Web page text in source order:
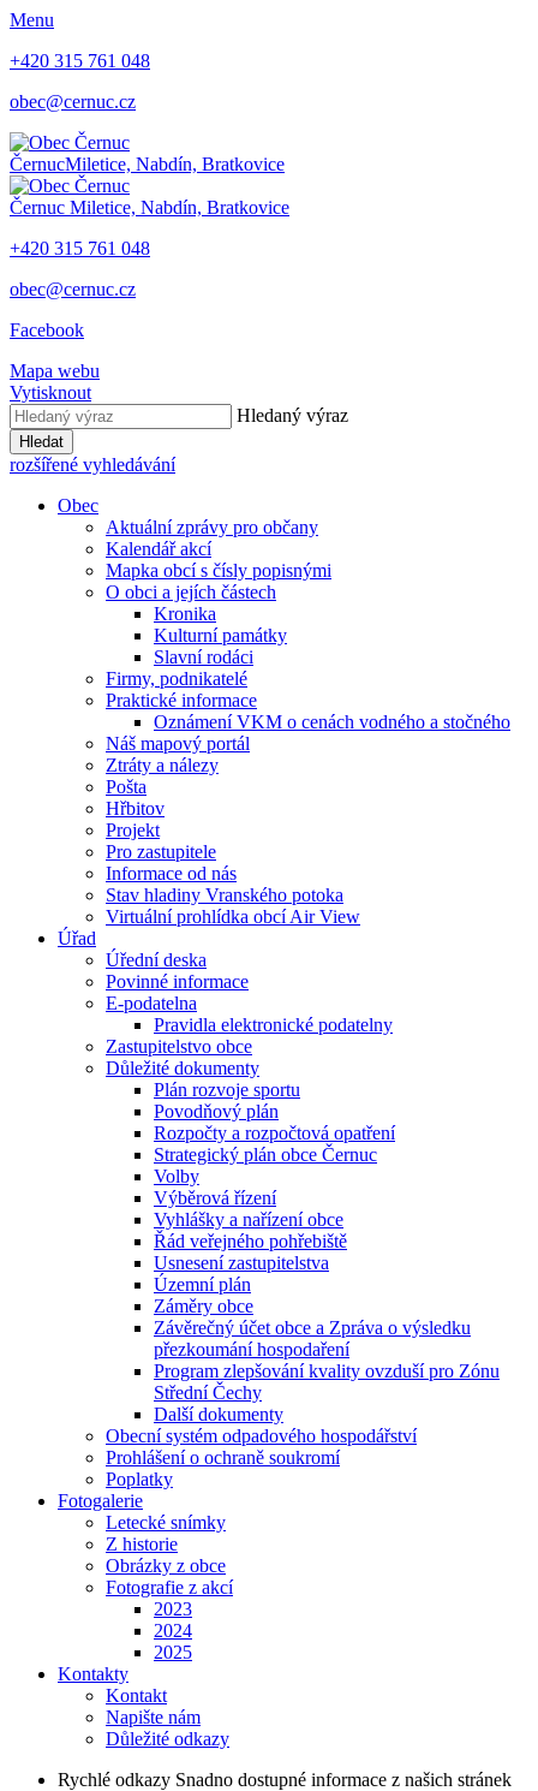
Menu
+420 315 761 048
obec@cernuc.cz
ČernucMiletice, Nabdín, Bratkovice
Černuc Miletice, Nabdín, Bratkovice
+420 315 761 048
obec@cernuc.cz
Facebook
Mapa webu
Vytisknout
Hledaný výraz
Hledat
rozšířené vyhledávání
Obec
Aktuální zprávy pro občany
Kalendář akcí
Mapka obcí s čísly popisnými
O obci a jejích částech
Kronika
Kulturní památky
Slavní rodáci
Firmy, podnikatelé
Praktické informace
Oznámení VKM o cenách vodného a stočného
Náš mapový portál
Ztráty a nálezy
Pošta
Hřbitov
Projekt
Pro zastupitele
Informace od nás
Stav hladiny Vranského potoka
Virtuální prohlídka obcí Air View
Úřad
Úřední deska
Povinné informace
E-podatelna
Pravidla elektronické podatelny
Zastupitelstvo obce
Důležité dokumenty
Plán rozvoje sportu
Povodňový plán
Rozpočty a rozpočtová opatření
Strategický plán obce Černuc
Volby
Výběrová řízení
Vyhlášky a nařízení obce
Řád veřejného pohřebiště
Usnesení zastupitelstva
Územní plán
Záměry obce
Závěrečný účet obce a Zpráva o výsledku
přezkoumání hospodaření
Program zlepšování kvality ovzduší pro Zónu
Střední Čechy
Další dokumenty
Obecní systém odpadového hospodářství
Prohlášení o ochraně soukromí
Poplatky
Fotogalerie
Letecké snímky
Z historie
Obrázky z obce
Fotografie z akcí
2023
2024
2025
Kontakty
Kontakt
Napište nám
Důležité odkazy
Rychlé odkazy Snadno dostupné informace z našich stránek